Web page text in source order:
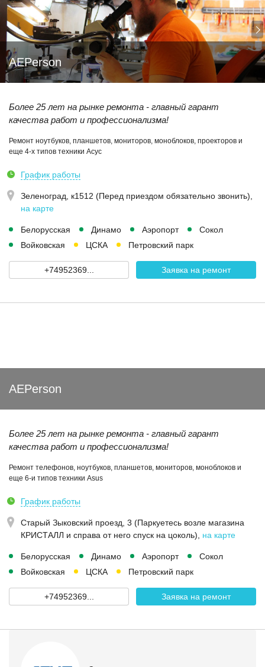
AEPerson
Более 25 лет на рынке ремонта - главный гарант
качества работ и профессионализма!
Ремонт ноутбуков, планшетов, мониторов, моноблоков, проекторов и
еще 4-х типов техники Асус
График работы
Зеленоград, к1512 (Перед приездом обязательно звонить)
на карте
Белорусская Динамо Аэропорт
Сокол
Войковская
ЦСКА Петровский парк
+74952369... Заявка на ремонт
AEPerson
Более 25 лет на рынке ремонта - главный гарант
качества работ и профессионализма!
Ремонт телефонов, ноутбуков, планшетов, мониторов, моноблоков и
еще 6-и типов техники Asus
График работы
Старый Зыковский проезд, 3 (Паркуетесь возле магазина
КРИСТАЛЛ и справа от него спуск на цоколь)
на карте
Белорусская Динамо Аэропорт
Сокол
Войковская
ЦСКА Петровский парк
+74952369... Заявка на ремонт